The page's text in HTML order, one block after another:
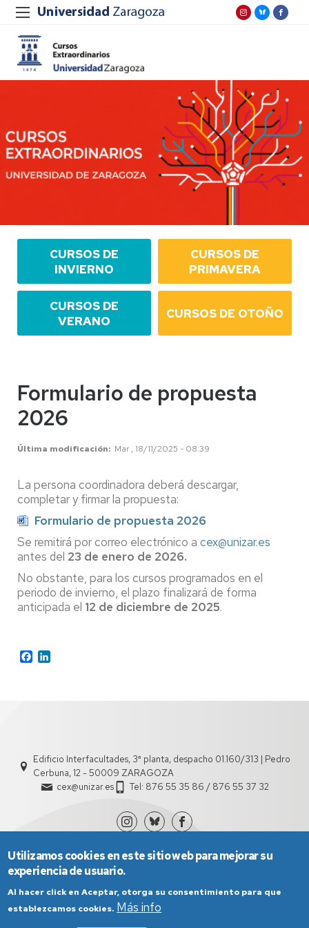
CURSOS DE
INVIERNO
CURSOS DE
PRIMAVERA
CURSOS DE
VERANO
CURSOS DE OTOÑO
Formulario de propuesta
2026
Última modificación Mar , 18/11/2025 - 08:39
La persona coordinadora deberá descargar,
completar y firmar la propuesta:
Formulario de propuesta 2026
Se remitirá por correo electrónico a cex@unizar.es
antes del 23 de enero de 2026.
No obstante, para los cursos programados en el
periodo de invierno, el plazo finalizará de forma
anticipada el 12 de diciembre de 2025.
Facebook
Edificio Interfacultades, 3ª planta, despacho 01.160/313 | Pedro
Cerbuna, 12 - 50009 ZARAGOZA
cex@unizar.es
Tel: 876 55 35 86 / 876 55 37 32
Utilizamos cookies en este sitio web para mejorar su
experiencia de usuario.
Al hacer click en Aceptar, otorga su consentimiento para que
establezcamos cookies. Más info